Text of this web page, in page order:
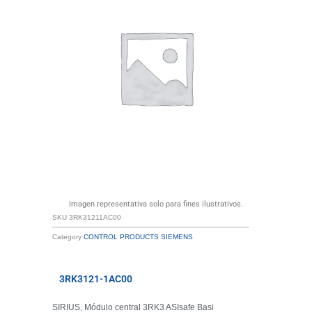
Imagen representativa solo para fines ilustrativos.
SKU 3RK31211AC00
Category CONTROL PRODUCTS SIEMENS
3RK3121-1AC00
SIRIUS, Módulo central 3RK3 ASIsafe Basi